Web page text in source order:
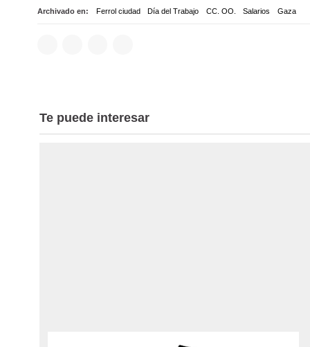
Archivado en: Ferrol ciudad Día del Trabajo CC. OO. Salarios Gaza
Te puede interesar
Estos zapatos asequibles que alivian las